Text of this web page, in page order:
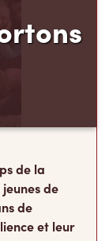
de la
de
de
et leur